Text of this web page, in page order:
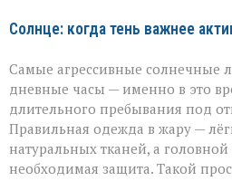
Солнце: когда тень важнее
Самые агрессивные солнечные
дневные часы — именно в это
длительного пребывания под
Правильная одежда в жару —
натуральных тканей, а головной
необходимая защита. Такой